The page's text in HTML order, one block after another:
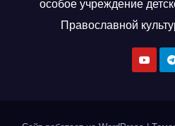
особое учреждение
Православной